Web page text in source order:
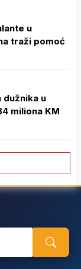
u
traži pomoć
dužnika u
miliona KM